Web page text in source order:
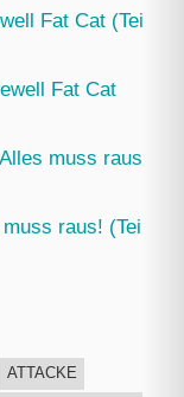
Fat Cat (Teil
Fat Cat
muss raus!
raus! (Teil
ATTACKE